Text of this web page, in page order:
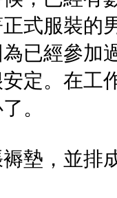
式服裝的
已經參加
定。在工
。
墊，並排